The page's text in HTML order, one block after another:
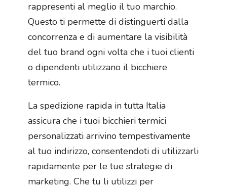
rappresenti al meglio il tuo marchio.
Questo ti permette di distinguerti dalla
concorrenza e di aumentare la visibilità
del tuo brand ogni volta che i tuoi clienti
o dipendenti utilizzano il bicchiere
termico.
La spedizione rapida in tutta Italia
assicura che i tuoi bicchieri termici
personalizzati arrivino tempestivamente
al tuo indirizzo, consentendoti di utilizzarli
rapidamente per le tue strategie di
marketing. Che tu li utilizzi per